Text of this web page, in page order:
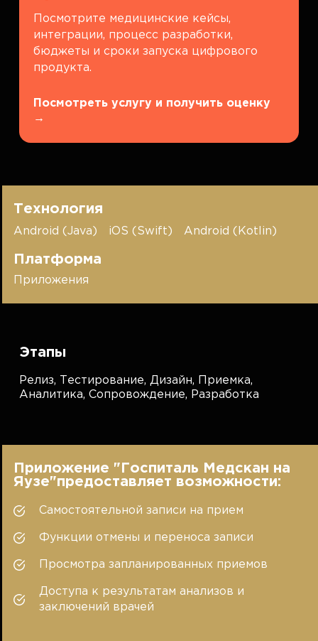
Посмотрите медицинские кейсы,
интеграции, процесс разработки,
бюджеты и сроки запуска цифрового
продукта.
Посмотреть услугу и получить оценку
→
Технология
Android (Java) iOS (Swift) Android (Kotlin)
Платформа
Приложения
Этапы
Релиз, Тестирование,Дизайн,
Приемка,
Аналитика,Сопровождение, Разработка
Приложение "Госпиталь Медскан на
Яузе"предоставляет возможности:
Самостоятельной записи на прием
Функции отмены и переноса записи
Просмотра запланированных приемов
Доступа к результатам анализов и
заключений врачей